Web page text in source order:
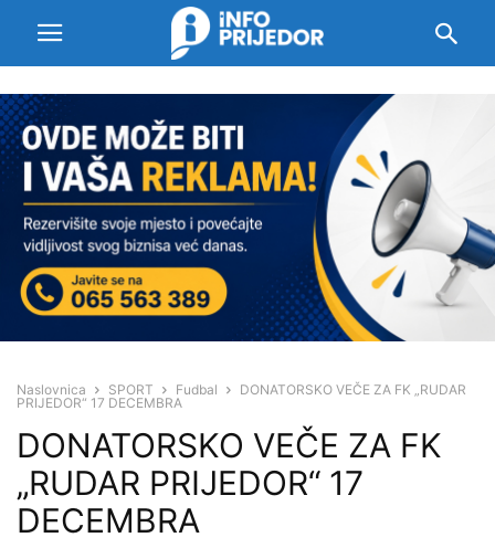
Naslovnica SPORT Fudbal
DONATORSKO VEČE ZA FK „RUDAR
PRIJEDOR“ 17 DECEMBRA
DONATORSKO VEČE ZA FK
„RUDAR PRIJEDOR“ 17
DECEMBRA